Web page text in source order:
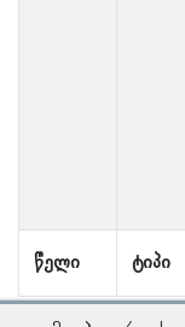
წელი ტიპი